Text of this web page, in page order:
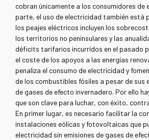
cobran únicamente a los consumidores
parte, el uso de electricidad también está
los peajes eléctricos incluyen los
los territorios no peninsulares y las
déficits tarifarios incurridos en el pasado
el coste de los apoyos a las energías
penaliza el consumo de electricidad y
de los combustibles fósiles a pesar de sus
de gases de efecto invernadero. Por ello
que son clave para luchar, con éxito,
En primer lugar, es necesario facilitar la
instalaciones eólicas y fotovoltaicas que
electricidad sin emisiones de gases de